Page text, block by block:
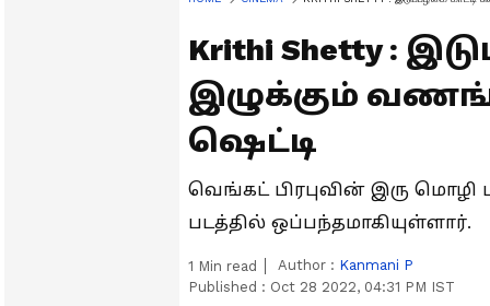
Krithi Shetty :
இழுக்கும்
ஷெட்டி
வெங்கட் பிரபுவின் இரு
படத்தில் ஒப்பந்தமாகியுள்ளார்.
1 Min read Author : Kanmani P
Published : Oct 28 2022, 04:31 PM IST